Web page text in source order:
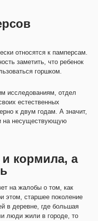
относятся к памперсам.
заметить, что ребенок
горшком.
исследованиям, отдел
естественных
к двум годам. А значит,
на несуществующую
кормила, а
на жалобы о том, как
этом, старшее поколение
в деревне, где большая
люди жили в городе, то